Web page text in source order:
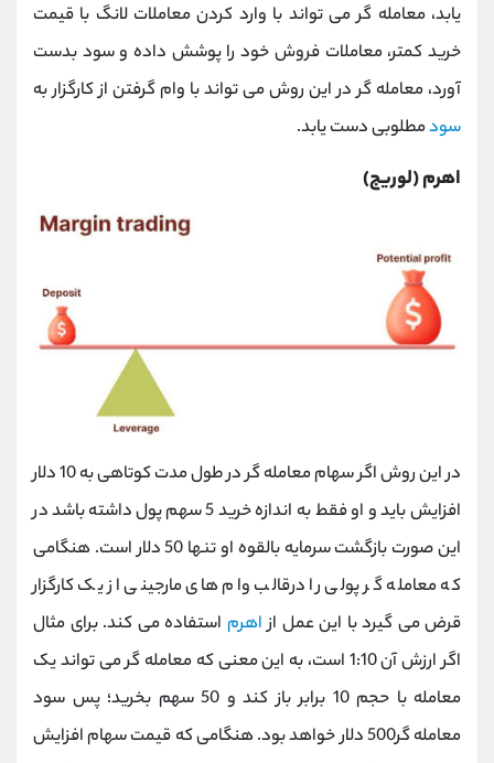
یابد، معامله گر می تواند با وارد کردن معاملات لانگ با قیمت
خرید کمتر، معاملات فروش خود را پوشش داده و سود بدست
آورد، معامله گر در این روش می تواند با وام گرفتن از کارگزار به
سودمطلوبی دست یابد.
اهرم (لوریج)
در این روش اگر سهام معامله گر در طول مدت کوتاهی به 10 دلار
افزایش باید و او فقط به اندازه خرید 5 سهم پول داشته باشد در
این صورت بازگشت سرمایه بالقوه او تنها 50 دلار است. هنگامی
که معامله گر پولی را درقالب وام ‌های مارجینی از یک کارگزار
قرض می ‌گیرد با این عمل ازاهرم استفاده می کند. برای مثال
اگر ارزش آن 1:10 است، به این معنی که معامله گر می‌ تواند یک
معامله با حجم 10 برابر باز کند و 50 سهم بخرید؛ پس سود
معامله گر500 دلار خواهد بود. هنگامی که قیمت سهام افزایش